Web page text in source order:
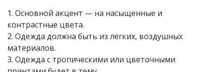
1. Основной акцент — на насыщенные и
контрастные цвета.
2. Одежда должна быть из лёгких, воздушных
материалов.
3. Одежда с тропическими или цветочными